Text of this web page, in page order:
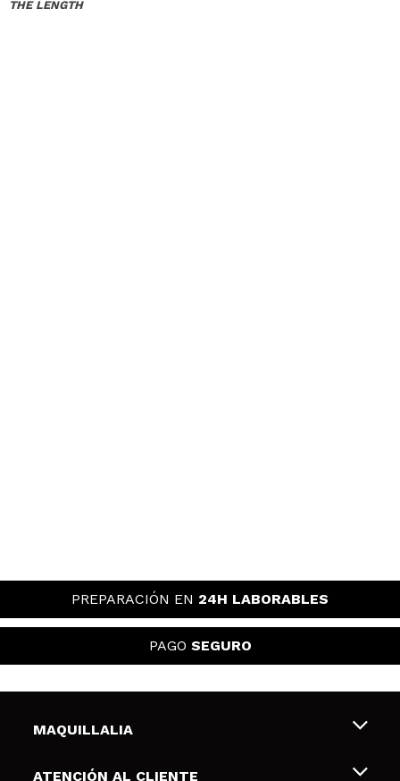
THE LENGTH
PREPARACIÓN EN 24H LABORABLES
PAGO SEGURO
MAQUILLALIA
Sobre nosotros
ATENCIÓN AL CLIENTE